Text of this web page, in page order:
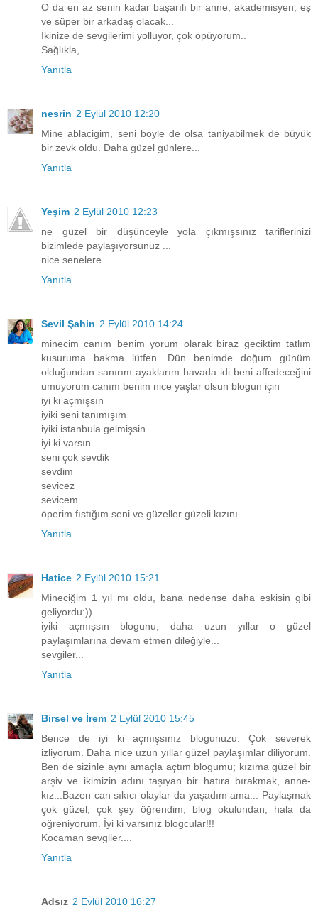
O da en az senin kadar başarılı bir anne, akademisyen, eş
ve süper bir arkadaş olacak...
İkinize de sevgilerimi yolluyor, çok öpüyorum..
Sağlıkla,
Yanıtla
nesrin 2 Eylül 2010 12:20
Mine ablacigim, seni böyle de olsa taniyabilmek de büyük
bir zevk oldu. Daha güzel günlere...
Yanıtla
Yeşim 2 Eylül 2010 12:23
ne güzel bir düşünceyle yola çıkmışsınız tariflerinizi
bizimlede paylaşıyorsunuz ...
nice senelere...
Yanıtla
Sevil Şahin 2 Eylül 2010 14:24
minecim canım benim yorum olarak biraz geciktim tatlım
kusuruma bakma lütfen .Dün benimde doğum günüm
olduğundan sanırım ayaklarım havada idi beni affedeceğini
umuyorum canım benim nice yaşlar olsun blogun için
iyi ki açmışsın
iyiki seni tanımışım
iyiki istanbula gelmişsin
iyi ki varsın
seni çok sevdik
sevdim
sevicez
sevicem ..
öperim fıstığım seni ve güzeller güzeli kızını..
Yanıtla
Hatice 2 Eylül 2010 15:21
Mineciğim 1 yıl mı oldu, bana nedense daha eskisin gibi
geliyordu:))
iyiki açmışsın blogunu, daha uzun yıllar o güzel
paylaşımlarına devam etmen dileğiyle...
sevgiler...
Yanıtla
Birsel ve İrem 2 Eylül 2010 15:45
Bence de iyi ki açmışsınız blogunuzu. Çok severek
izliyorum. Daha nice uzun yıllar güzel paylaşımlar diliyorum.
Ben de sizinle aynı amaçla açtım blogumu; kızıma güzel bir
arşiv ve ikimizin adını taşıyan bir hatıra bırakmak, anne-
kız...Bazen can sıkıcı olaylar da yaşadım ama... Paylaşmak
çok güzel, çok şey öğrendim, blog okulundan, hala da
öğreniyorum. İyi ki varsınız blogcular!!!
Kocaman sevgiler....
Yanıtla
Adsız 2 Eylül 2010 16:27